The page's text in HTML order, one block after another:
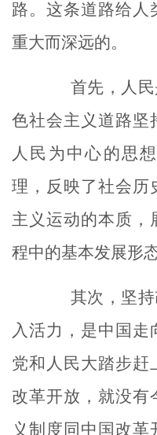
路。这条道路给人
重大而深远的。
首先，人民
色社会主义道路坚
人民为中心的思
理，反映了社会历
主义运动的本质，
程中的基本发展形态
其次，坚持
入活力，是中国
党和人民大踏步赶
改革开放，就没有
义制度同中国改